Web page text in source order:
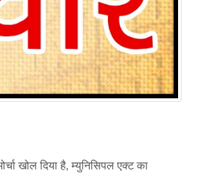
खोल दिया है, म्युनिसिपल एक्ट का